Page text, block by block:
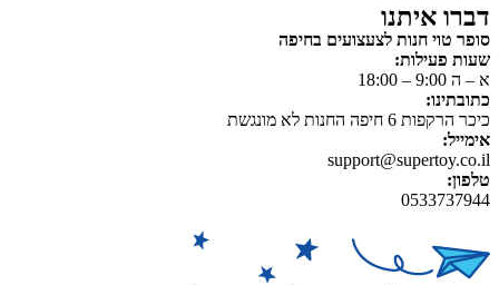
דברו איתנו
סופר טוי חנות לצעצועים בחיפה
שעות פעילות:
א – ה 9:00 – 18:00
כתובתינו:
כיכר הרקפות 6 חיפה החנות לא מונגשת
אימייל:
support@supertoy.co.il
טלפון:
0533737944